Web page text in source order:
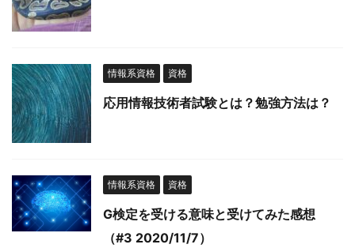
情報系資格 資格
応用情報技術者試験とは？勉強方法は？
情報系資格 資格
G検定を受ける意味と受けてみた感想
（#3 2020/11/7）